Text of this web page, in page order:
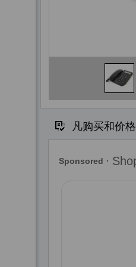
凡购买和价格